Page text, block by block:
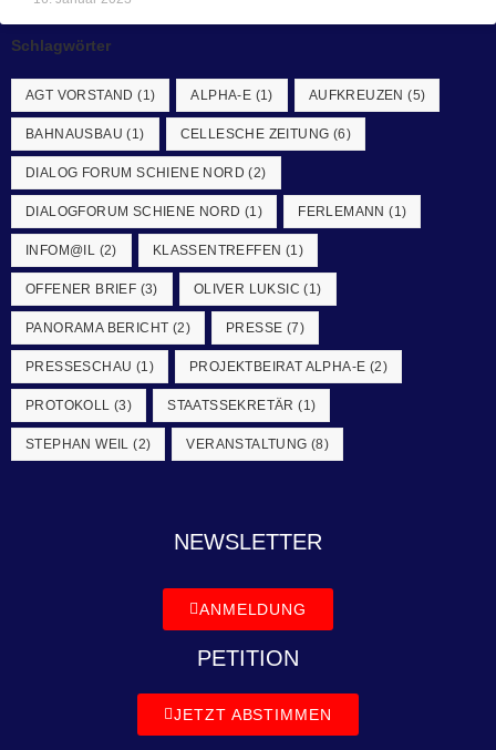
Schlagwörter
AGT VORSTAND (1) ALPHA-E (1) AUFKREUZEN (5)
BAHNAUSBAU (1) CELLESCHE ZEITUNG (6)
DIALOG FORUM SCHIENE NORD (2)
DIALOGFORUM SCHIENE NORD (1) FERLEMANN (1)
INFOM@IL (2) KLASSENTREFFEN (1)
OFFENER BRIEF (3) OLIVER LUKSIC (1)
PANORAMA BERICHT (2) PRESSE (7)
PRESSESCHAU (1) PROJEKTBEIRAT ALPHA-E (2)
PROTOKOLL (3) STAATSSEKRETÄR (1)
STEPHAN WEIL (2) VERANSTALTUNG (8)
NEWSLETTER
ANMELDUNG
PETITION
JETZT ABSTIMMEN